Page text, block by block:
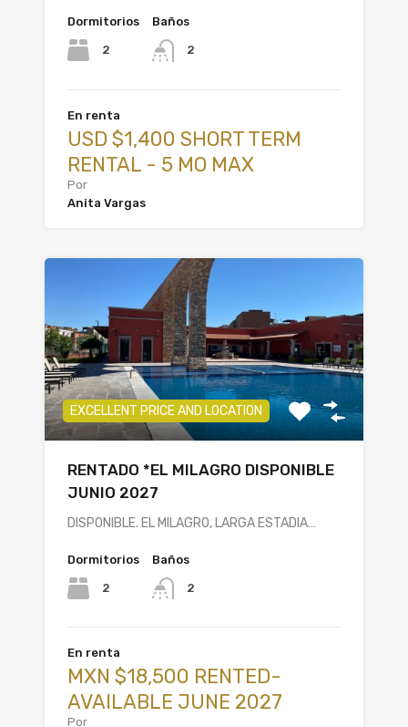
Dormitorios
2
Baños
2
En renta
USD $1,400 SHORT TERM
RENTAL - 5 MO MAX
Por
Anita Vargas
EXCELLENT PRICE AND LOCATION
RENTADO *EL MILAGRO DISPONIBLE
JUNIO 2027
DISPONIBLE. EL MILAGRO, LARGA ESTADIA…
Dormitorios
2
Baños
2
En renta
MXN $18,500 RENTED-
AVAILABLE JUNE 2027
Por